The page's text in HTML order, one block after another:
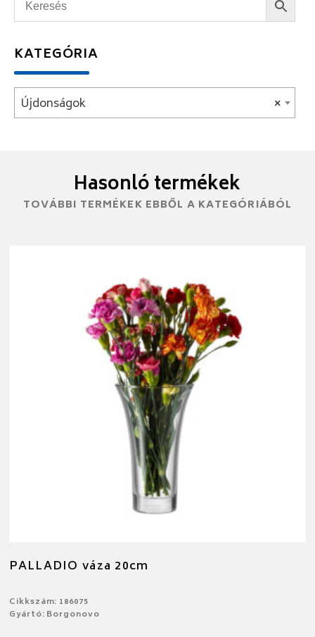
KATEGÓRIA
×
Újdonságok
Hasonló termékek
TOVÁBBI TERMÉKEK EBBŐL A KATEGÓRIÁBÓL
PALLADIO váza 20cm
Cikkszám: 186075
Gyártó: Borgonovo